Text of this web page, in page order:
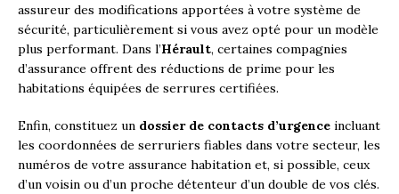
assureur des modifications apportées à votre système de
sécurité, particulièrement si vous avez opté pour un modèle
plus performant. Dans l’Hérault, certaines compagnies
d’assurance offrent des réductions de prime pour les
habitations équipées de serrures certifiées.
Enfin, constituez un dossier de contacts d’urgence incluant
les coordonnées de serruriers fiables dans votre secteur, les
numéros de votre assurance habitation et, si possible, ceux
d’un voisin ou d’un proche détenteur d’un double de vos clés.